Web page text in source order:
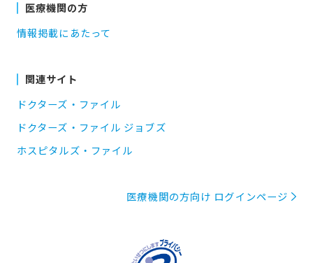
医療機関の方
情報掲載にあたって
関連サイト
ドクターズ・ファイル
ドクターズ・ファイル ジョブズ
ホスピタルズ・ファイル
医療機関の方向け ログインページ